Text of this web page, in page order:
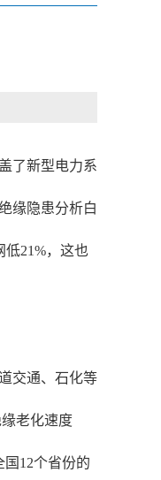
了新型电力系
缘隐患分析白
21%，这也
交通、石化等
老化速度
12个省份的